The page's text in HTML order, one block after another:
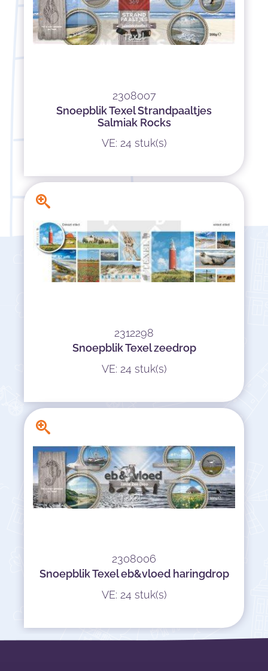
2308007
Snoepblik Texel Strandpaaltjes
Salmiak Rocks
VE: 24 stuk(s)
2312298
Snoepblik Texel zeedrop
VE: 24 stuk(s)
2308006
Snoepblik Texel eb&vloed haringdrop
VE: 24 stuk(s)